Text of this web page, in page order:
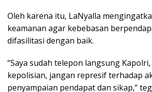
Oleh karena itu, LaNyalla
keamanan agar kebebasan
difasilitasi dengan baik.
“Saya sudah telepon langsung
kepolisian, jangan represif terhadap
penyampaian pendapat dan sikap,”